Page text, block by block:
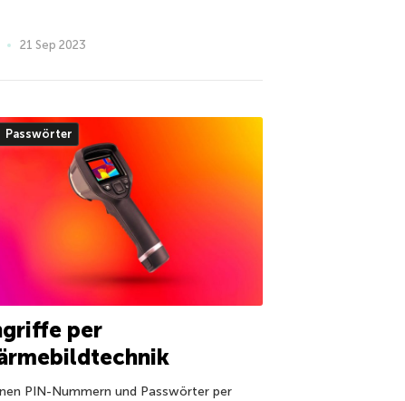
21 Sep 2023
Passwörter
per
PIN-Nummern und Passwörter per